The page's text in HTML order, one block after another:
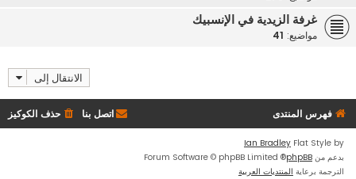
غرفة الزيدية في الإنسبيك
مواضيع: 41
الانتقال إلى
فهرس المنتدى حذف الكوكيز اتصل بنا
Flat Style by
Ian Bradley
بدعم من phpBB
® Forum Software © phpBB Limited
الترجمة برعاية المنتديات العربية